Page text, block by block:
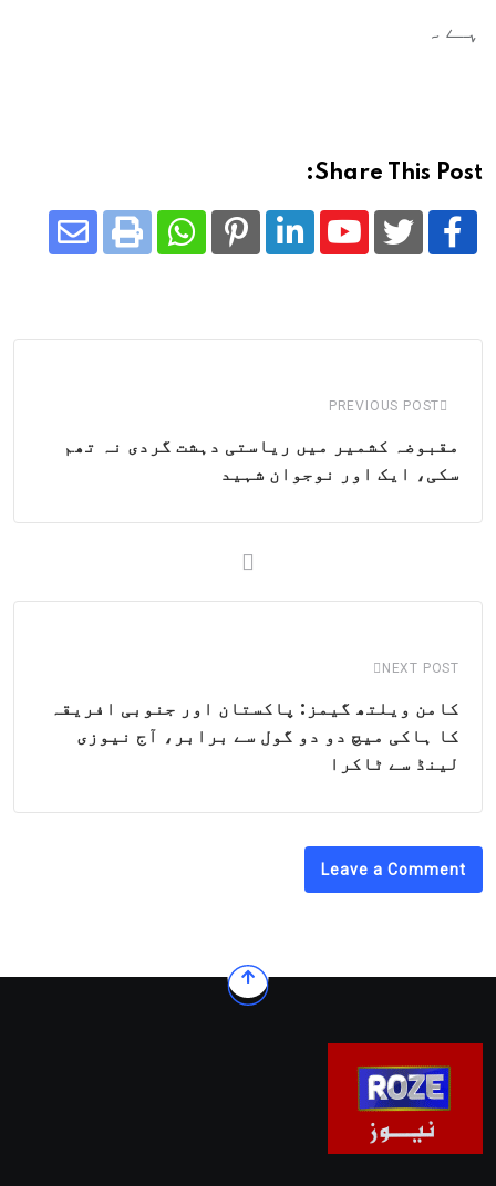
ہے۔
Share This Post:
Youtube
LinkedIn
Pinterest
Whatsapp
Print
PREVIOUS POST
مقبوضہ کشمیر میں ریاستی دہشت گردی نہ تھم
سکی، ایک اور نوجوان شہید
NEXT POST
کامن ویلتھ گیمز: پاکستان اور جنوبی افریقہ
کا ہاکی میچ دو دو گول سے برابر، آج نیوزی
لینڈ سے ٹاکرا
Leave a Comment